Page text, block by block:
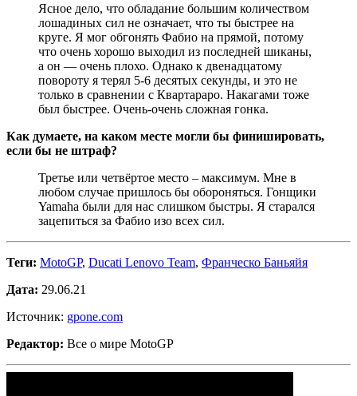
Ясное дело, что обладание большим количеством
лошадиных сил не означает, что ты быстрее на
круге. Я мог обгонять Фабио на прямой, потому
что очень хорошо выходил из последней шиканы,
а он — очень плохо. Однако к двенадцатому
повороту я терял 5-6 десятых секунды, и это не
только в сравнении с Квартараро. Накагами тоже
был быстрее. Очень-очень сложная гонка.
Как думаете, на каком месте могли бы финишировать,
если бы не штраф?
Третье или четвёртое место – максимум. Мне в
любом случае пришлось бы обороняться. Гонщики
Yamaha были для нас слишком быстры. Я старался
зацепиться за Фабио изо всех сил.
Теги: MotoGP, Ducati Lenovo Team, Франческо Баньяйя
Дата: 29.06.21
Источник: gpone.com
Редактор: Все о мире MotoGP